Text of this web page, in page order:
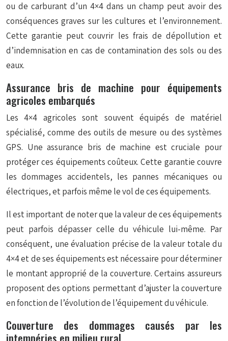
ou de carburant d’un 4×4 dans un champ peut avoir des
conséquences graves sur les cultures et l’environnement.
Cette garantie peut couvrir les frais de dépollution et
d’indemnisation en cas de contamination des sols ou des
eaux.
Assurance bris de machine pour équipements
agricoles embarqués
Les 4×4 agricoles sont souvent équipés de matériel
spécialisé, comme des outils de mesure ou des systèmes
GPS. Une assurance bris de machine est cruciale pour
protéger ces équipements coûteux. Cette garantie couvre
les dommages accidentels, les pannes mécaniques ou
électriques, et parfois même le vol de ces équipements.
Il est important de noter que la valeur de ces équipements
peut parfois dépasser celle du véhicule lui-même. Par
conséquent, une évaluation précise de la valeur totale du
4×4 et de ses équipements est nécessaire pour déterminer
le montant approprié de la couverture. Certains assureurs
proposent des options permettant d’ajuster la couverture
en fonction de l’évolution de l’équipement du véhicule.
Couverture des dommages causés par les
intempéries en milieu rural